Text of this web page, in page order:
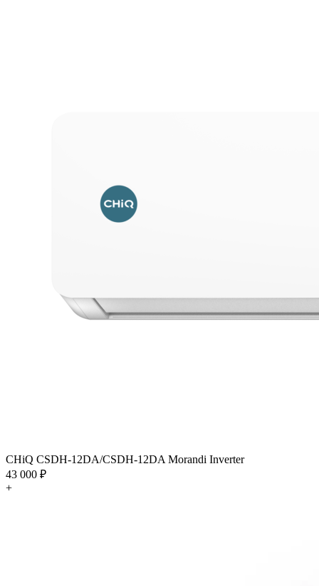
CHiQ CSDH-12DA/CSDH-12DA Morandi Inverter
43 000 ₽
+